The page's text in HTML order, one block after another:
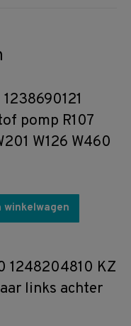
pomp R107
W126 W460
winkelwagen
1248204810 KZ
links achter